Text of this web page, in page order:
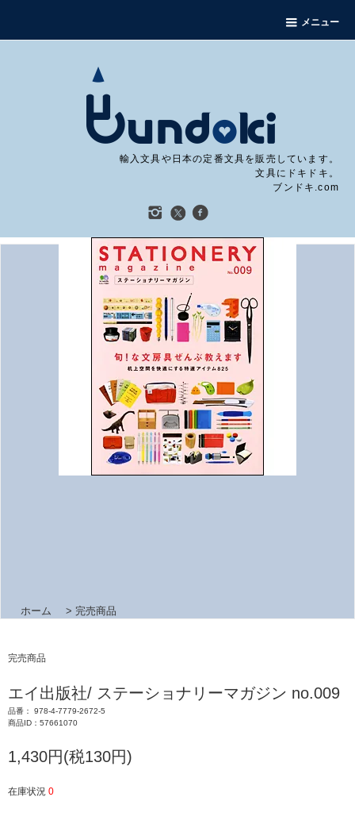
メニュー
輸入文具や日本の定番文具を販売しています。
文具にドキドキ。
ブンドキ.com
ホーム > 完売商品
完売商品
エイ出版社/ ステーショナリーマガジン no.009
品番： 978-4-7779-2672-5
商品ID：57661070
1,430円(税130円)
在庫状況 0